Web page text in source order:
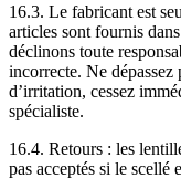
16.3. Le fabricant est
articles sont fournis
déclinons toute
incorrecte. Ne dépassez
d’irritation, cessez
spécialiste.
16.4. Retours : les
pas acceptés si le scellé